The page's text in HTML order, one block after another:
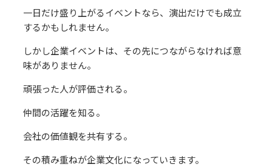
一日だけ盛り上がるイベントなら、演出だけでも成立
するかもしれません。
しかし企業イベントは、その先につながらなければ意
味がありません。
頑張った人が評価される。
仲間の活躍を知る。
会社の価値観を共有する。
その積み重ねが企業文化になっていきます。